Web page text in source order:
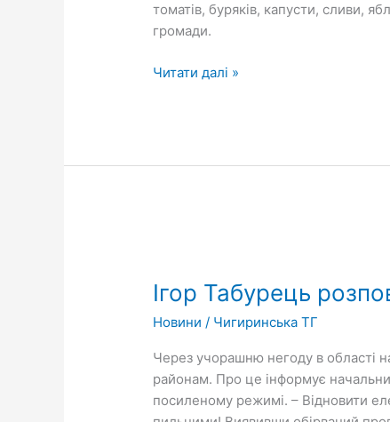
томатів, буряків, капусти, сливи,
громади.
Читати далі »
Ігор Табурець
Новини / Чигиринська ТГ
Через учорашню негоду в області
районам. Про це інформує
посиленому режимі. – Відновити
розповів
наслідки
негоди
на
Черкащині